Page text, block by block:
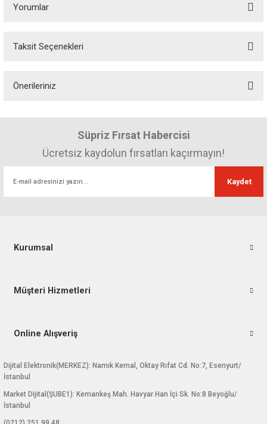
Yorumlar
Taksit Seçenekleri
Önerileriniz
Görüş ve önerileriniz için teşekkür ederiz.
Ürün resmi kalitesiz, bozuk veya görüntülenemiyor.
Bu ürüne benzer farklı alternatifler olmalı.
Süpriz Fırsat Habercisi
Ücretsiz kaydolun fırsatları kaçırmayın!
Kaydet
Kurumsal
Müşteri Hizmetleri
Online Alışveriş
Dijital Elektronik(MERKEZ): Namık Kemal, Oktay Rıfat Cd. No:7, Esenyurt/
İstanbul
Market Dijital(ŞUBE1): Kemankeş Mah. Havyar Han İçi Sk. No:8 Beyoğlu/
İstanbul